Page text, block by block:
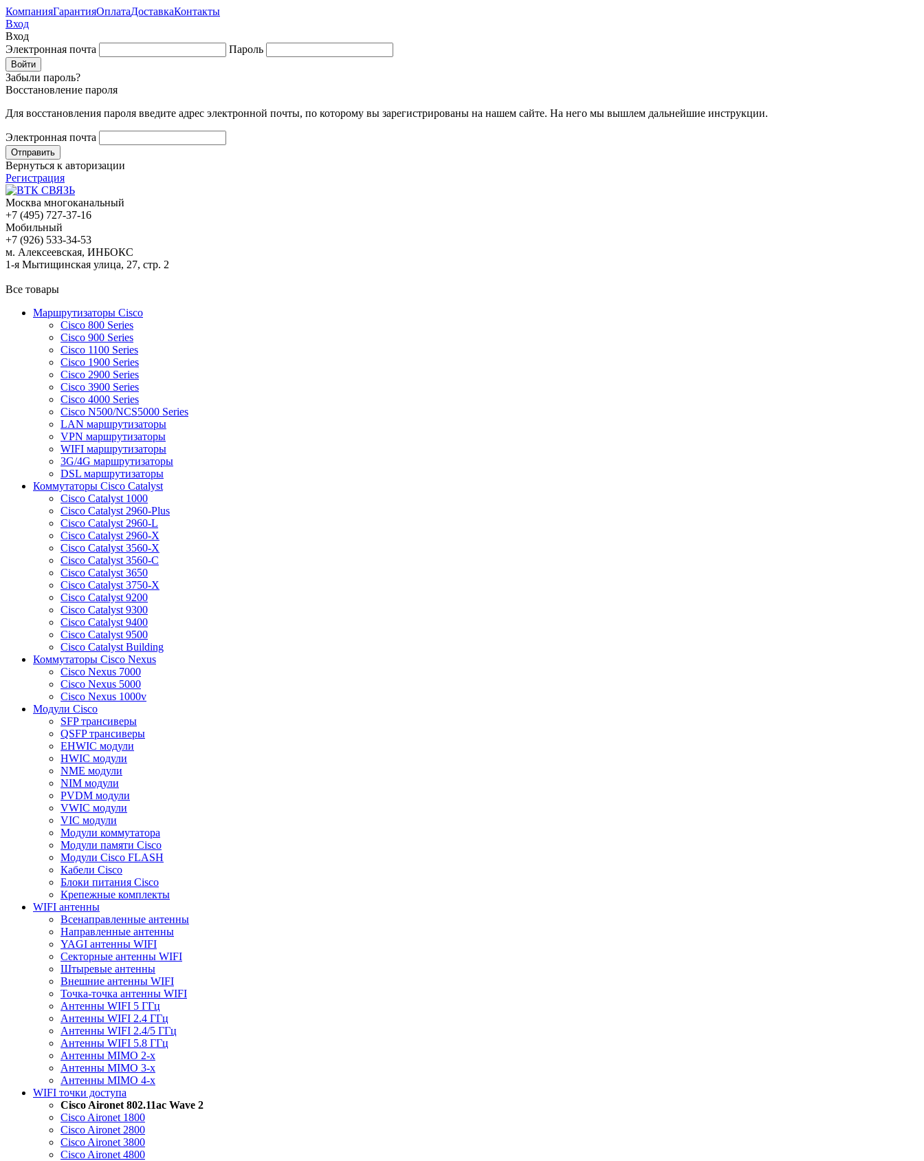
КомпанияГарантияОплатаДоставкаКонтакты
Вход
Вход
Электронная почта
Пароль
Забыли пароль?
Восстановление пароля
Для восстановления пароля введите адрес электронной почты, по которому вы зарегистрированы на нашем сайте. На него мы вышлем дальнейшие инструкции.
Электронная почта
Вернуться к авторизации
Регистрация
Москва многоканальный
+7 (495) 727-37-16
Мобильный
+7 (926) 533-34-53
м. Алексеевская, ИНБОКС
1-я Мытищинская улица, 27, стр. 2
Все товары
Маршрутизаторы Cisco
Cisco 800 Series
Cisco 900 Series
Cisco 1100 Series
Cisco 1900 Series
Cisco 2900 Series
Cisco 3900 Series
Cisco 4000 Series
Cisco N500/NCS5000 Series
LAN маршрутизаторы
VPN маршрутизаторы
WIFI маршрутизаторы
3G/4G маршрутизаторы
DSL маршрутизаторы
Коммутаторы Cisco Catalyst
Cisco Catalyst 1000
Cisco Catalyst 2960-Plus
Cisco Catalyst 2960-L
Cisco Catalyst 2960-X
Cisco Catalyst 3560-X
Cisco Catalyst 3560-C
Cisco Catalyst 3650
Cisco Catalyst 3750-X
Cisco Catalyst 9200
Cisco Catalyst 9300
Cisco Catalyst 9400
Cisco Catalyst 9500
Cisco Catalyst Building
Коммутаторы Cisco Nexus
Cisco Nexus 7000
Cisco Nexus 5000
Cisco Nexus 1000v
Модули Cisco
SFP трансиверы
QSFP трансиверы
EHWIC модули
HWIC модули
NME модули
NIM модули
PVDM модули
VWIC модули
VIC модули
Модули коммутатора
Модули памяти Cisco
Модули Cisco FLASH
Кабели Cisco
Блоки питания Cisco
Крепежные комплекты
WIFI антенны
Всенаправленные антенны
Направленные антенны
YAGI антенны WIFI
Секторные антенны WIFI
Штыревые антенны
Внешние антенны WIFI
Точка-точка антенны WIFI
Антенны WIFI 5 ГГц
Антенны WIFI 2.4 ГГц
Антенны WIFI 2.4/5 ГГц
Антенны WIFI 5.8 ГГц
Антенны MIMO 2-x
Антенны MIMO 3-x
Антенны MIMO 4-x
WIFI точки доступа
Cisco Aironet 802.11ac Wave 2
Cisco Aironet 1800
Cisco Aironet 2800
Cisco Aironet 3800
Cisco Aironet 4800